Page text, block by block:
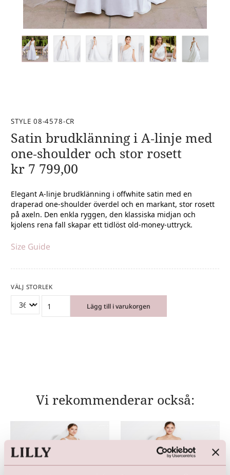
STYLE 08-4578-CR
Satin brudklänning i A‑linje med
one‑shoulder och stor rosett
kr 7 799,00
Elegant A‑linje brudklänning i offwhite satin med en
draperad one‑shoulder överdel och en markant, stor rosett
på axeln. Den enkla ryggen, den klassiska midjan och
kjolens rena fall skapar ett tidlöst old‑money‑uttryck.
Size Guide
VÄLJ STORLEK
Lägg till i varukorgen
Vi rekommenderar också: